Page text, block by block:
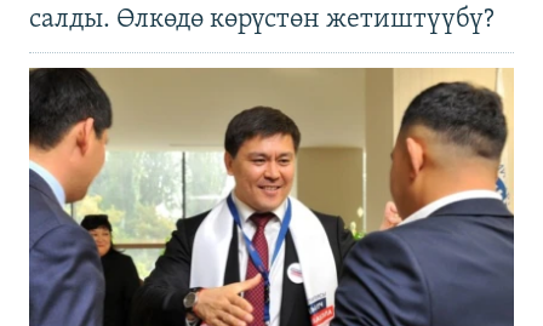
салды. Өлкөдө көрүстөн жетиштүүбү?